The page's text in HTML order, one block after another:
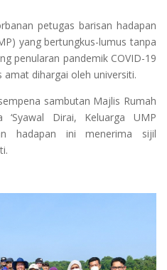
petugas barisan hadapan
yang bertungkus-lumus tanpa
penularan pandemik COVID-19
dihargai oleh universiti.
sambutan Majlis Rumah
Dirai, Keluarga UMP
hadapan ini menerima sijil